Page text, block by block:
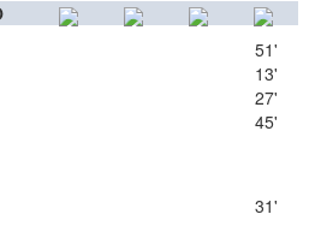
51'
13'
27'
45'
31'